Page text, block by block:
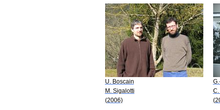
U. Boscain
M. Sigalotti
(2006)